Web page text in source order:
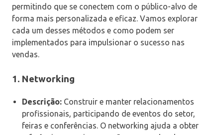
permitindo que se conectem com o público-alvo de
forma mais personalizada e eficaz. Vamos explorar
cada um desses métodos e como podem ser
implementados para impulsionar o sucesso nas
vendas.
1. Networking
Descrição: Construir e manter relacionamentos
profissionais, participando de eventos do setor,
feiras e conferências. O networking ajuda a obter